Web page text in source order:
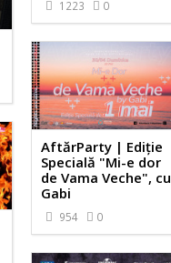
1223 0
AftărParty | Ediție
Specială "Mi-e dor
de Vama Veche", cu
Gabi
954 0